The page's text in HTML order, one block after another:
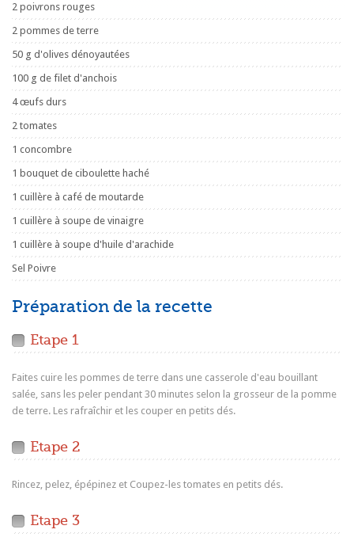
2 poivrons rouges
2 pommes de terre
50 g d'olives dénoyautées
100 g de filet d'anchois
4 œufs durs
2 tomates
1 concombre
1 bouquet de ciboulette haché
1 cuillère à café de moutarde
1 cuillère à soupe de vinaigre
1 cuillère à soupe d'huile d'arachide
Sel Poivre
Préparation de la recette
Etape 1
Faites cuire les pommes de terre dans une casserole d'eau bouillant
salée, sans les peler pendant 30 minutes selon la grosseur de la pomme
de terre. Les rafraîchir et les couper en petits dés.
Etape 2
Rincez, pelez, épépinez et Coupez-les tomates en petits dés.
Etape 3